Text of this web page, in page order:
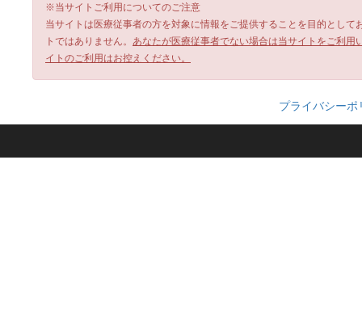
※当サイトご利用についてのご注意
当サイトは医療従事者の方を対象に情報をご提供することを目的とし
トではありません。 あなたが医療従事者でない場合は当サイトをご利
イトのご利用はお控えください。
プライバシーポ